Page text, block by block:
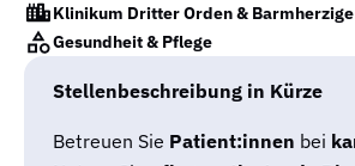
Klinikum Dritter Orden &
Gesundheit & Pflege
Stellenbeschreibung in Kürze
Betreuen Sie Patient:innen bei